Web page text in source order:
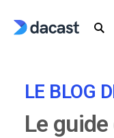
LE BLOG
Le